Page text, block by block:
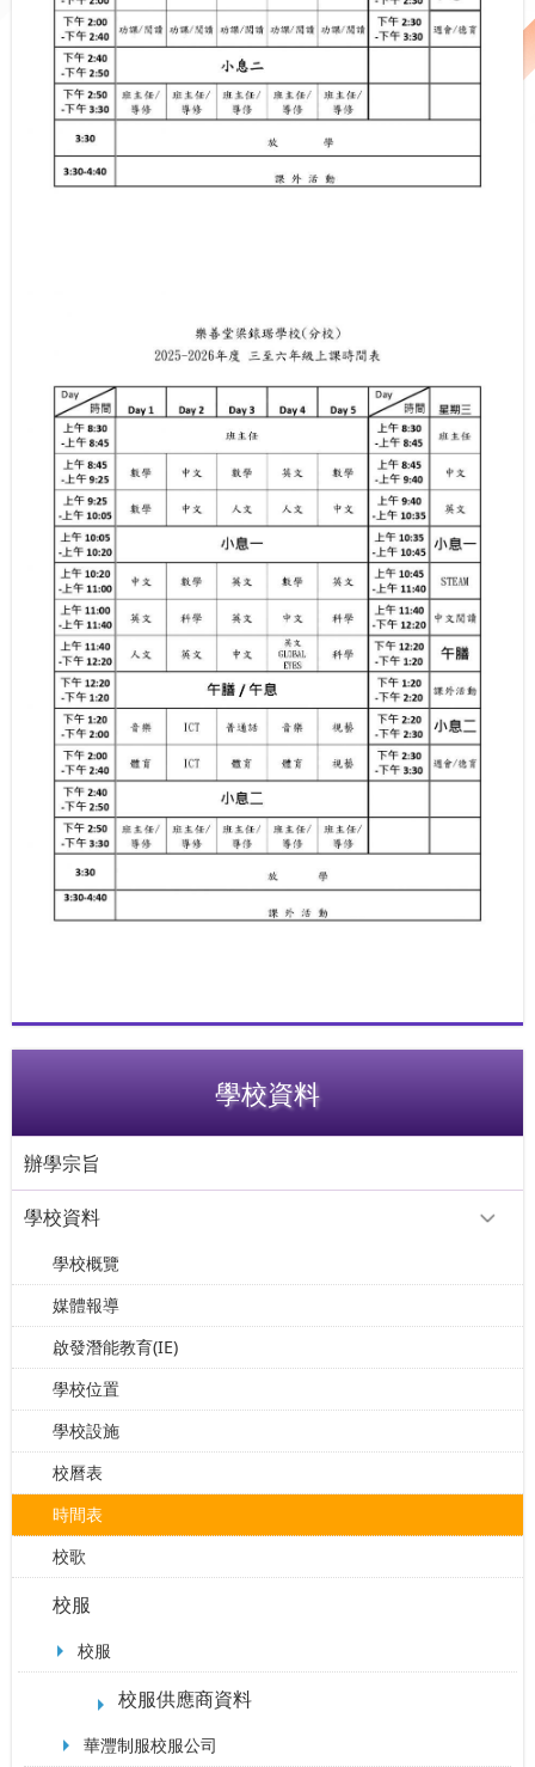
學校資料
辦學宗旨
學校資料
學校概覽
媒體報導
啟發潛能教育(IE)
學校位置
學校設施
校曆表
時間表
校歌
校服
校服
校服供應商資料
華灃制服校服公司